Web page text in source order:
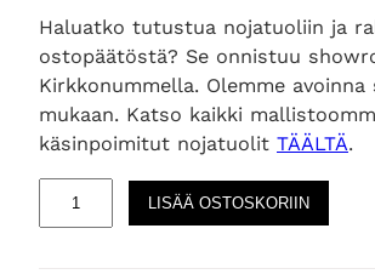
Haluatko tutustua nojatuoliin ja
ostopäätöstä? Se onnistuu
Kirkkonummella. Olemme avoinna
mukaan. Katso kaikki
käsinpoimitut nojatuolit TÄÄLTÄ.
LISÄÄ OSTOSKORIIN